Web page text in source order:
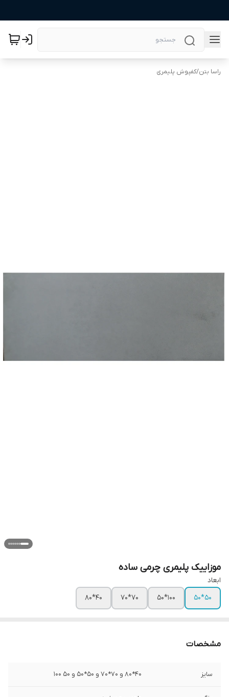
راسا بتن/کفپوش پلیمری
موزاییک پلیمری چرمی ساده
ابعاد
50*50
100*50
70*70
40*80
مشخصات
سایز 40*80 و 70*70 و 50*50 و 50 100